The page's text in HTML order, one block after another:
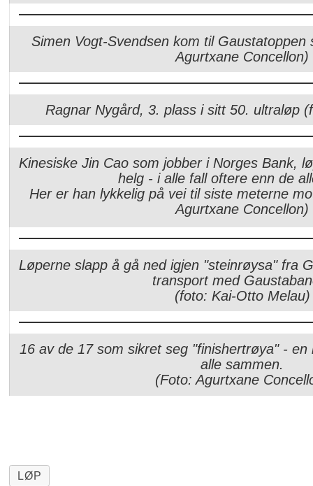
Simen Vogt-Svendsen kom til
Agurtxane Concellon)
Ragnar Nygård, 3. plass i sitt 50. ultraløp
Kinesiske Jin Cao som jobber i Norges Bank,
helg - i alle fall oftere enn de
Her er han lykkelig på vei til siste meterne
Agurtxane Concellon)
Løperne slapp å gå ned igjen "steinrøysa" fra
transport med
(foto: Kai-Otto Melau)
16 av de 17 som sikret seg "finishertrøya" -
alle sammen.
(Foto: Agurtxane
LØP